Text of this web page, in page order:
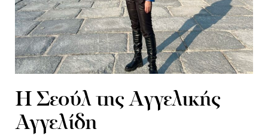
H Σεούλ της Αγγελικής
Αγγελίδη